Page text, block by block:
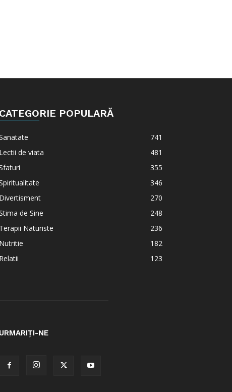
CATEGORIE POPULARĂ
741
Lectii de viata
481
355
346
Divertisment
270
de Sine
248
Terapii Naturiste
236
Nutritie
182
Relatii
123
URMARIȚI-NE